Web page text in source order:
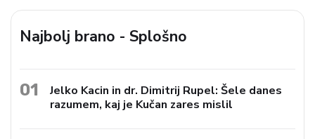
Najbolj brano - Splošno
01
Jelko Kacin in dr. Dimitrij Rupel: Šele danes
razumem, kaj je Kučan zares mislil